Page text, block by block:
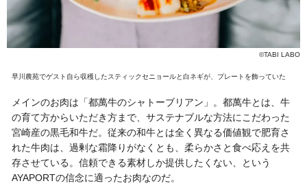
©TABI LABO
早川農苑でゲスト自ら収穫したスティックセニョールと白ネギが、プレートを飾っていた
メインのお肉は「都萬牛のシャトーブリアン」。都萬牛とは、牛
の育て方からいただき方まで、サステナブルな方法にこだわった
宮崎産の黒毛和牛だ。従来の和牛とは全く異なる価値観で肥育さ
れた牛肉は、過剰な霜降りがなくとも、柔らかさと食べ応えを共
存させている。信頼できる素材しか提供したくない、という
AYAPORTの信念に適ったお肉なのだ。